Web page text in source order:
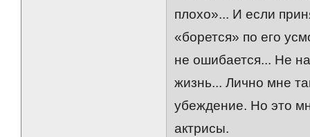
плохо»... И если
«борется» по его
не ошибается... Не
жизнь... Лично мне
убеждение. Но это
актрисы.